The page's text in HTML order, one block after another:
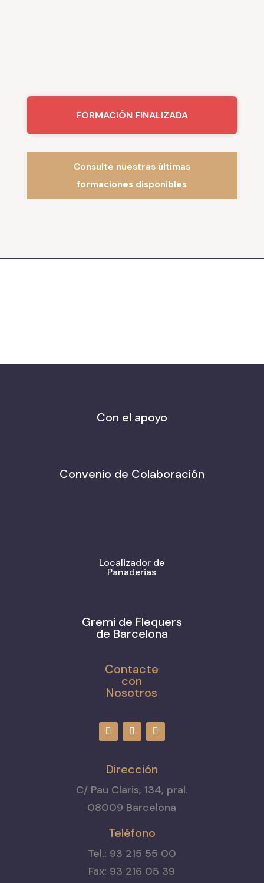
FORMACIÓN FINALIZADA
Consulte nuestras últimas
formaciones disponibles
Con el apoyo
Convenio de Colaboración
Localizador de
Panaderias
Gremi de Flequers
de Barcelona
Contacte
con
Nosotros
Dirección
C/ Pau Claris, 134, pral.
08009 Barcelona
Teléfono
Tel.: 93 215 55 00
Fax: 93 216 05 39